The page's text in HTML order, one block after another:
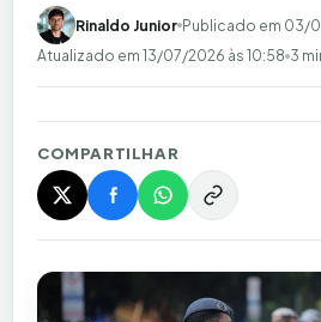
Rinaldo Junior Publicado em 03/
Atualizado em 13/07/2026 às 10:58 3
COMPARTILHAR